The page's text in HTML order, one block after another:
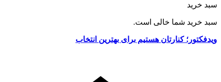
سبد خرید
سبد خرید شما خالی است.
ویدفکتور؛ کنارتان هستیم برای بهترین انتخاب